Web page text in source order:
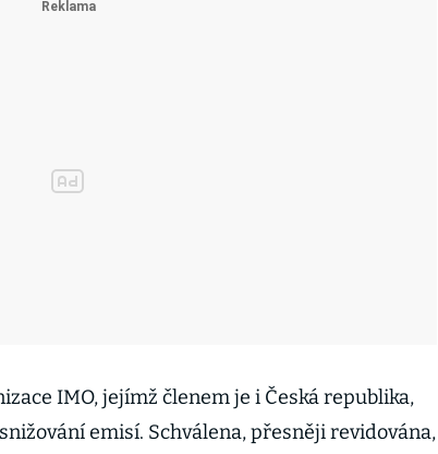
IMO, jejímž členem je i Česká republika,
emisí. Schválena, přesněji revidována,